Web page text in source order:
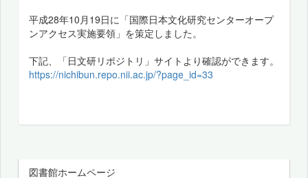
平成28年10月19日に「国際日本文化研究センターオープ
ンアクセス実施要領」を策定しました。
下記、「日文研リポジトリ」サイトより確認ができます。
https://nichibun.repo.nii.ac.jp/?page_id=33
図書館ホームページ